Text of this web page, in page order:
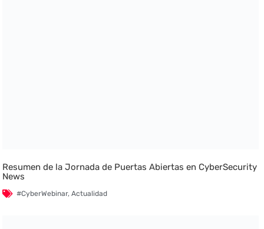
Resumen de la Jornada de Puertas Abiertas en CyberSecurity
News
#CyberWebinar,Actualidad